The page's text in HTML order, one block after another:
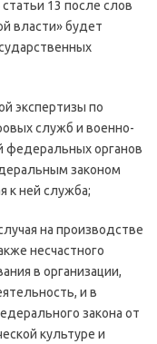
13 после слов
власти» будет
экспертизы по
служб и военно-
федеральных органов
законом
к ней служба;
на производстве
несчастного
в организации,
и в
закона от
культуре и